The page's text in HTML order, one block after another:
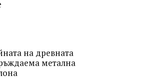
на древната
метална